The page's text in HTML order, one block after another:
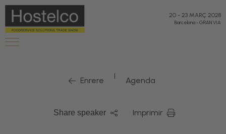
20 - 23 MARÇ 2028
Barcelona-GRAN VIA
Enrere | Agenda
Share speaker Imprimir